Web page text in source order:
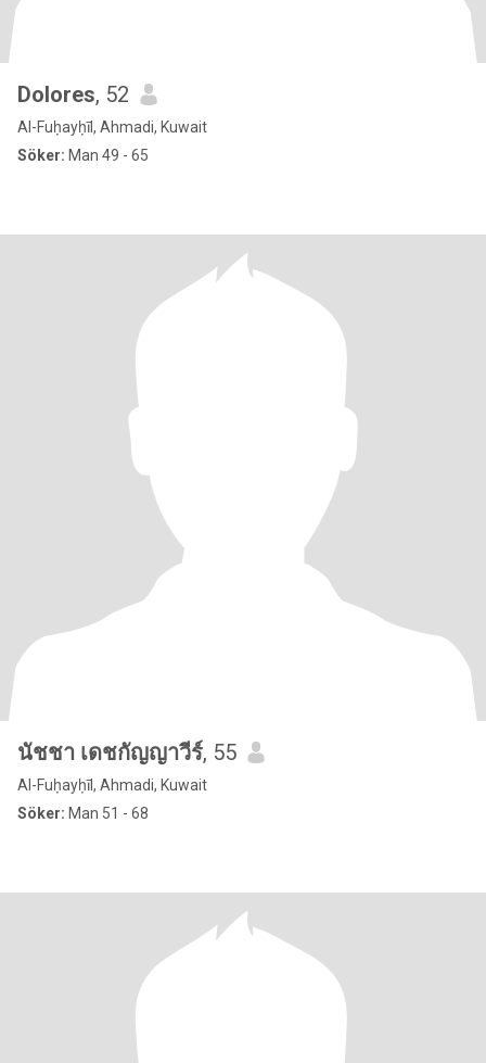
Dolores, 52
Al-Fuḥayḥīl, Ahmadi, Kuwait
Söker: Man 49 - 65
นัชชา เดชกัญญาวีร์, 55
Al-Fuḥayḥīl, Ahmadi, Kuwait
Söker: Man 51 - 68